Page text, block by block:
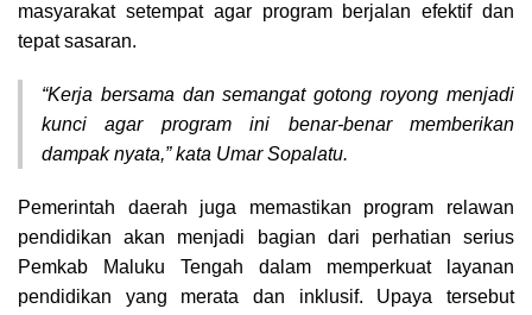
masyarakat setempat agar program berjalan efektif dan
tepat sasaran.
“Kerja bersama dan semangat gotong royong menjadi
kunci agar program ini benar-benar memberikan
dampak nyata,” kata Umar Sopalatu.
Pemerintah daerah juga memastikan program relawan
pendidikan akan menjadi bagian dari perhatian serius
Pemkab Maluku Tengah dalam memperkuat layanan
pendidikan yang merata dan inklusif. Upaya tersebut